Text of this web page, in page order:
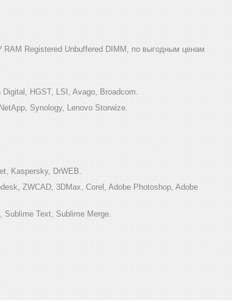
Registered Unbuffered DIMM, по выгодным ценам
HGST, LSI, Avago, Broadcom.
Synology, Lenovo Storwize.
Kaspersky, DrWEB.
ZWCAD, 3DMax, Corel, Adobe Photoshop, Adobe
Text, Sublime Merge.